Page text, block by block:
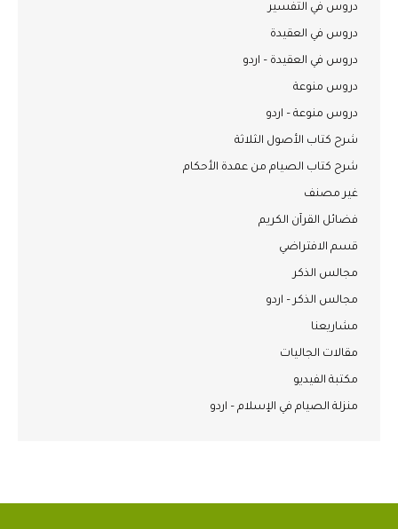
دروس في التفسير
دروس في العقيدة
دروس في العقيدة – اردو
دروس منوعة
دروس منوعة – اردو
شرح كتاب الأصول الثلاثة
شرح كتاب الصيام من عمدة الأحكام
غير مصنف
فضائل القرآن الكريم
قسم الافتراضي
مجالس الذكر
مجالس الذكر – اردو
مشاريعنا
مقالات الجاليات
مكتبة الفيديو
منزلة الصيام في الإسلام – اردو